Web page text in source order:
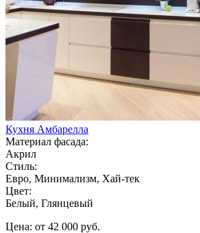
Кухня Амбарелла
Материал фасада:
Акрил
Стиль:
Евро, Минимализм, Хай-тек
Цвет:
Белый, Глянцевый
Цена: от 42 000 руб.